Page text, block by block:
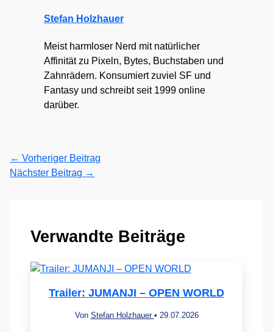
Stefan Holzhauer
Meist harmloser Nerd mit natürlicher
Affinität zu Pixeln, Bytes, Buchstaben und
Zahnrädern. Konsumiert zuviel SF und
Fantasy und schreibt seit 1999 online
darüber.
← Vorheriger Beitrag
Nächster Beitrag →
Verwandte Beiträge
Trailer: JUMANJI – OPEN WORLD
Von Stefan Holzhauer • 29.07.2026